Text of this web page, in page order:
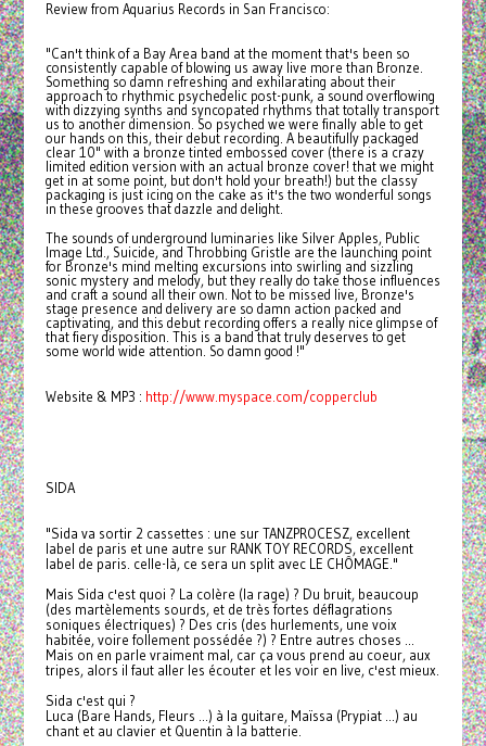
Review from Aquarius Records in San Francisco:
"Can't think of a Bay Area band at the moment that's been so
consistently capable of blowing us away live more than Bronze.
Something so damn refreshing and exhilarating about their
approach to rhythmic psychedelic post-punk, a sound overflowing
with dizzying synths and syncopated rhythms that totally transport
us to another dimension. So psyched we were finally able to get
our hands on this, their debut recording. A beautifully packaged
clear 10" with a bronze tinted embossed cover (there is a crazy
limited edition version with an actual bronze cover! that we might
get in at some point, but don't hold your breath!) but the classy
packaging is just icing on the cake as it's the two wonderful songs
in these grooves that dazzle and delight.
The sounds of underground luminaries like Silver Apples, Public
Image Ltd., Suicide, and Throbbing Gristle are the launching point
for Bronze's mind melting excursions into swirling and sizzling
sonic mystery and melody, but they really do take those influences
and craft a sound all their own. Not to be missed live, Bronze's
stage presence and delivery are so damn action packed and
captivating, and this debut recording offers a really nice glimpse of
that fiery disposition. This is a band that truly deserves to get
some world wide attention. So damn good !"
Website & MP3 : http://www.myspace.com/copperclub
SIDA
"Sida va sortir 2 cassettes : une sur TANZPROCESZ, excellent
label de paris et une autre sur RANK TOY RECORDS, excellent
label de paris. celle-là, ce sera un split avec LE CHÔMAGE."
Mais Sida c'est quoi ? La colère (la rage) ? Du bruit, beaucoup
(des martèlements sourds, et de très fortes déflagrations
soniques électriques) ? Des cris (des hurlements, une voix
habitée, voire follement possédée ?) ? Entre autres choses ...
Mais on en parle vraiment mal, car ça vous prend au coeur, aux
tripes, alors il faut aller les écouter et les voir en live, c'est mieux.
Sida c'est qui ?
Luca (Bare Hands, Fleurs ...) à la guitare, Maïssa (Prypiat ...) au
chant et au clavier et Quentin à la batterie.